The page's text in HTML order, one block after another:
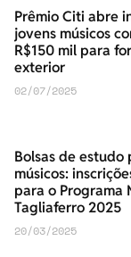
Prêmio Citi abre
jovens músicos
R$150 mil para
exterior
02/07/2025
Bolsas de estudo
músicos:
para o Programa
Tagliaferro 2025
20/03/2025